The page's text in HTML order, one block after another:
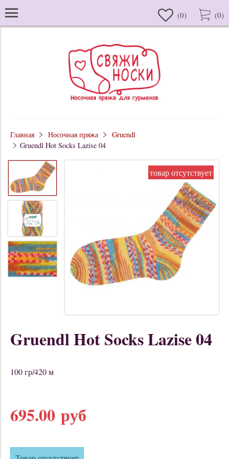
(0) (0)
Главная Носочная пряжа
Gruendl
Gruendl Hot Socks Lazise 04
товар отсутствует
Gruendl Hot Socks Lazise 04
100 гр/420 м
695.00 руб